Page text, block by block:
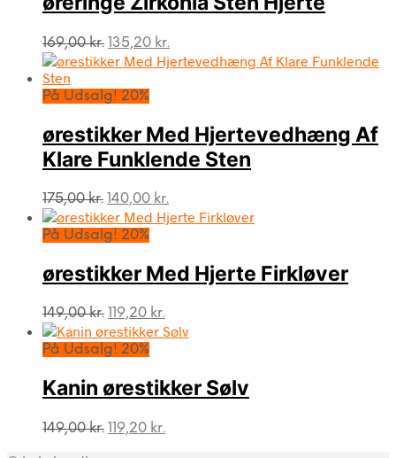
169,00kr. Den
oprindelige
var:
135,20 kr.
aktuelle
På Udsalg! 20%
ørestikker Med Hjertevedhæng Af
Klare Funklende Sten
175,00kr. Den
oprindelige
pris
175,00 kr..
140,00 kr.
aktuelle
140,00 kr..
På Udsalg! 20%
ørestikker Med Hjerte Firkløver
149,00kr. Den
oprindelige
pris
149,00 kr..
119,20 kr.
aktuelle
119,20 kr..
På Udsalg! 20%
Kanin ørestikker Sølv
149,00kr. Den
119,20 kr.